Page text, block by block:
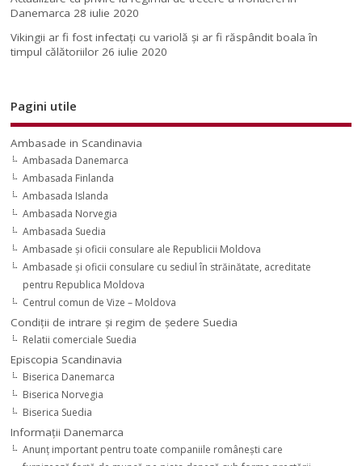
Danemarca 28 iulie 2020
Vikingii ar fi fost infectaţi cu variolă şi ar fi răspândit boala în
timpul călătoriilor 26 iulie 2020
Pagini utile
Ambasade in Scandinavia
Ambasada Danemarca
Ambasada Finlanda
Ambasada Islanda
Ambasada Norvegia
Ambasada Suedia
Ambasade şi oficii consulare ale Republicii Moldova
Ambasade şi oficii consulare cu sediul în străinătate, acreditate
pentru Republica Moldova
Centrul comun de Vize – Moldova
Condiţii de intrare şi regim de şedere Suedia
Relatii comerciale Suedia
Episcopia Scandinavia
Biserica Danemarca
Biserica Norvegia
Biserica Suedia
Informaţii Danemarca
Anunţ important pentru toate companiile româneşti care